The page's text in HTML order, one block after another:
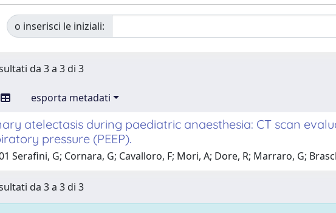
o inserisci le iniziali:
da 3 a 3 di 3
esporta metadati
atelectasis during paediatric anaesthesia: CT scan
pressure (PEEP).
Serafini, G; Cornara, G; Cavalloro, F; Mori, A; Dore, R; Marraro, G;
da 3 a 3 di 3